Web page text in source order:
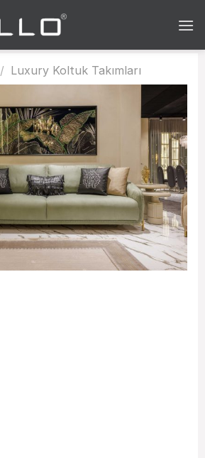
/ Luxury Koltuk Takımları